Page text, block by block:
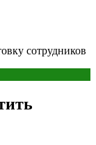
сотрудников